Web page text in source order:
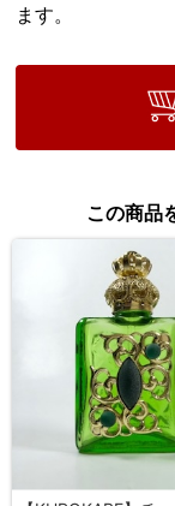
ます。
この商品